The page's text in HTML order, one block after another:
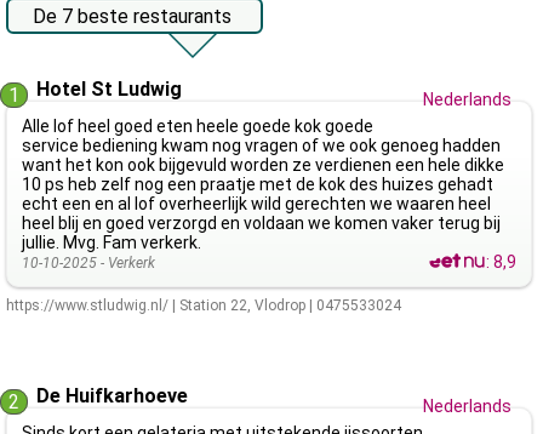
De 7 beste restaurants
1 Hotel St Ludwig
Nederlands
Alle lof heel goed eten heele goede kok goede
service bediening kwam nog vragen of we ook genoeg hadden
want het kon ook bijgevuld worden ze verdienen een hele dikke
10 ps heb zelf nog een praatje met de kok des huizes gehadt
echt een en al lof overheerlijk wild gerechten we waaren heel
heel blij en goed verzorgd en voldaan we komen vaker terug bij
jullie. Mvg. Fam verkerk.
10-10-2025 - Verkerk :8,9
https://www.stludwig.nl/ Station 22, Vlodrop 0475533024
2 De Huifkarhoeve
Nederlands